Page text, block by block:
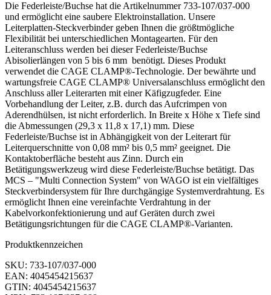
Die Federleiste/Buchse hat die Artikelnummer 733-107/037-000
und ermöglicht eine saubere Elektroinstallation. Unsere
Leiterplatten-Steckverbinder geben Ihnen die größtmögliche
Flexibilität bei unterschiedlichen Montagearten. Für den
Leiteranschluss werden bei dieser Federleiste/Buchse
Abisolierlängen von 5 bis 6 mm benötigt. Dieses Produkt
verwendet die CAGE CLAMP®-Technologie. Der bewährte und
wartungsfreie CAGE CLAMP® Universalanschluss ermöglicht den
Anschluss aller Leiterarten mit einer Käfigzugfeder. Eine
Vorbehandlung der Leiter, z.B. durch das Aufcrimpen von
Aderendhülsen, ist nicht erforderlich. In Breite x Höhe x Tiefe sind
die Abmessungen (29,3 x 11,8 x 17,1) mm. Diese
Federleiste/Buchse ist in Abhängigkeit von der Leiterart für
Leiterquerschnitte von 0,08 mm² bis 0,5 mm² geeignet. Die
Kontaktoberfläche besteht aus Zinn. Durch ein
Betätigungswerkzeug wird diese Federleiste/Buchse betätigt. Das
MCS – "Multi Connection System" von WAGO ist ein vielfältiges
Steckverbindersystem für Ihre durchgängige Systemverdrahtung. Es
ermöglicht Ihnen eine vereinfachte Verdrahtung in der
Kabelvorkonfektionierung und auf Geräten durch zwei
Betätigungsrichtungen für die CAGE CLAMP®-Varianten.
Produktkennzeichen
SKU: 733-107/037-000
EAN: 4045454215637
GTIN: 4045454215637